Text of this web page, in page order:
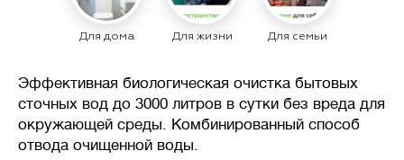
Для дома Для жизни Для семьи
Эффективная биологическая очистка бытовых
сточных вод до 3000 литров в сутки без вреда для
окружающей среды. Комбинированный способ
отвода очищенной воды.
При постоянномпроживании
системы очистки, даже при
неравномерном поступлении
стоков в течение дня.